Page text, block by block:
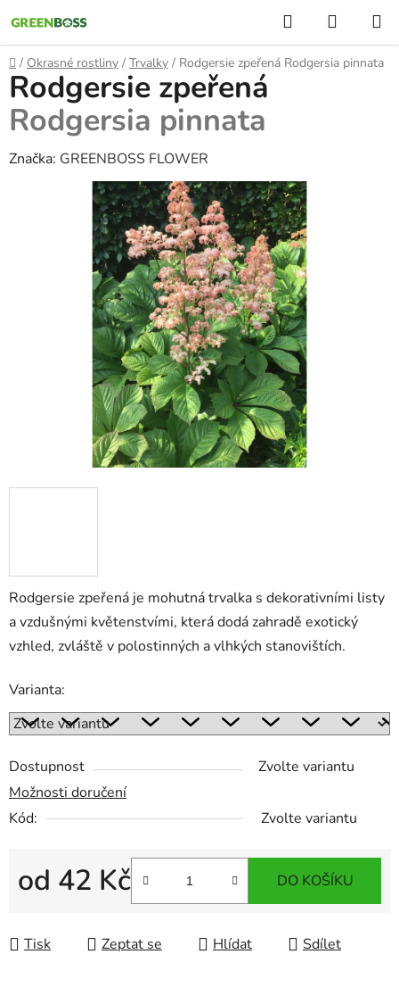
na
obsah
Hledat
KOŠÍK
Domů
/ Okrasné rostliny / Trvalky / Rodgersie zpeřená Rodgersia pinnata
Rodgersie zpeřená je mohutná trvalka s dekorativními listy
a vzdušnými květenstvími, která dodá zahradě exotický
vzhled, zvláště v polostinných a vlhkých stanovištích.
Varianta:
Dostupnost
Zvolte variantu
Možnosti doručení
Kód:
Zvolte variantu
od 42 Kč DO KOŠÍKU
Tisk Zeptat se Hlídat Sdílet
Rodgersie zpeřená
Rodgersia pinnata
Značka: GREENBOSS FLOWER